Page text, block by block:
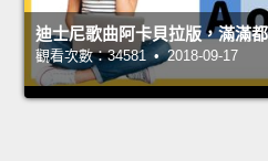
迪士尼歌曲阿卡貝拉版，滿滿
觀看次數：34581 • 2018-09-17